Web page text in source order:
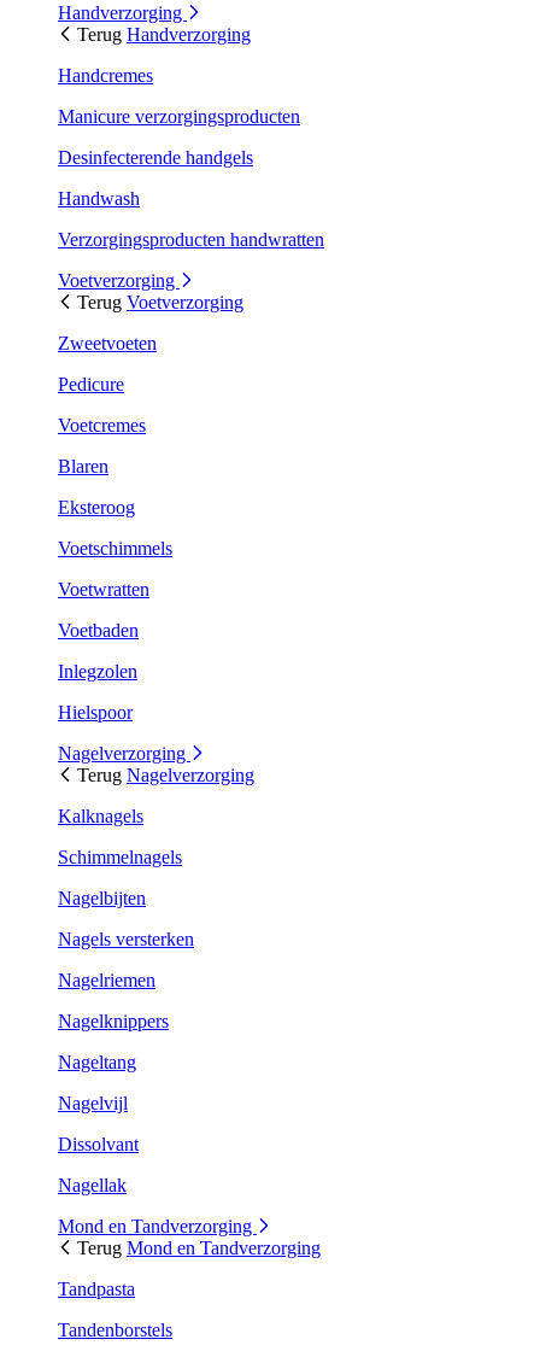
Handverzorging
Terug Handverzorging
Handcremes
Manicure verzorgingsproducten
Desinfecterende handgels
Handwash
Verzorgingsproducten handwratten
Voetverzorging
Terug Voetverzorging
Zweetvoeten
Pedicure
Voetcremes
Blaren
Eksteroog
Voetschimmels
Voetwratten
Voetbaden
Inlegzolen
Hielspoor
Nagelverzorging
Terug Nagelverzorging
Kalknagels
Schimmelnagels
Nagelbijten
Nagels versterken
Nagelriemen
Nagelknippers
Nageltang
Nagelvijl
Dissolvant
Nagellak
Mond en Tandverzorging
Terug Mond en Tandverzorging
Tandpasta
Tandenborstels